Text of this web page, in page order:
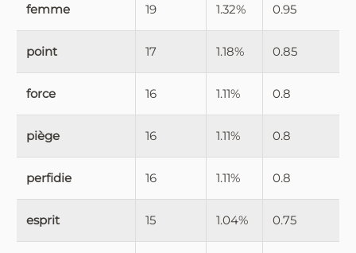
femme 19 1.32% 0.95
point 17 1.18% 0.85
force 16 1.11% 0.8
piège 16 1.11% 0.8
perfidie 16 1.11% 0.8
esprit 15 1.04% 0.75